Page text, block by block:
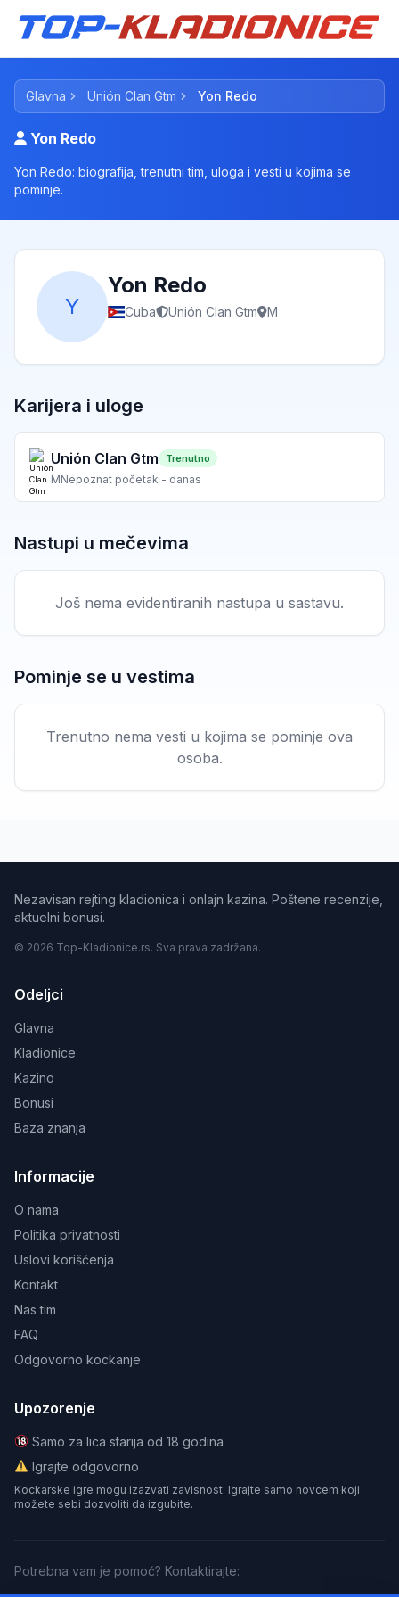
Glavna Unión Clan Gtm Yon Redo
Yon Redo
Yon Redo: biografija, trenutni tim, uloga i vesti u kojima se
pominje.
Y
Yon Redo
Cuba Unión Clan Gtm M
Karijera i uloge
Unión Clan Gtm Trenutno
MNepoznat početak - danas
Nastupi u mečevima
Još nema evidentiranih nastupa u sastavu.
Pominje se u vestima
Trenutno nema vesti u kojima se pominje ova
osoba.
Nezavisan rejting kladionica i onlajn kazina. Poštene recenzije,
aktuelni bonusi.
© 2026 Top-Kladionice.rs. Sva prava zadržana.
Odeljci
Glavna
Kladionice
Kazino
Bonusi
Baza znanja
Informacije
O nama
Politika privatnosti
Uslovi korišćenja
Kontakt
Nas tim
FAQ
Odgovorno kockanje
Upozorenje
Samo za lica starija od 18 godina
Igrajte odgovorno
Kockarske igre mogu izazvati zavisnost. Igrajte samo novcem koji
možete sebi dozvoliti da izgubite.
Potrebna vam je pomoć? Kontaktirajte: